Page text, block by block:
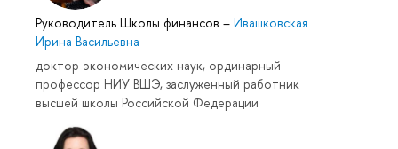
Руководитель Школы финансов – Ивашковская
Ирина Васильевна
доктор экономических наук, ординарный
профессор НИУ ВШЭ, заслуженный работник
высшей школы Российской Федерации